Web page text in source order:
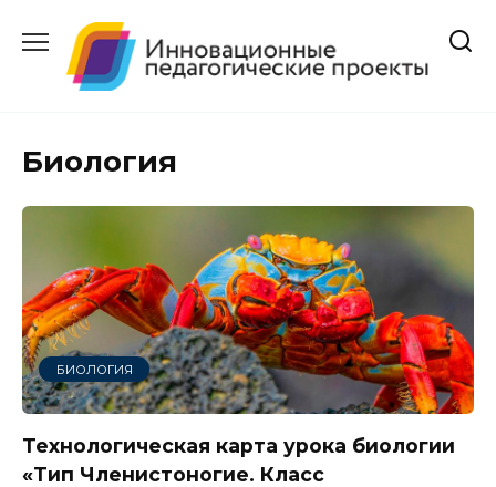
содержанию
Биология
БИОЛОГИЯ
Технологическая карта урока биологии
«Тип Членистоногие. Класс